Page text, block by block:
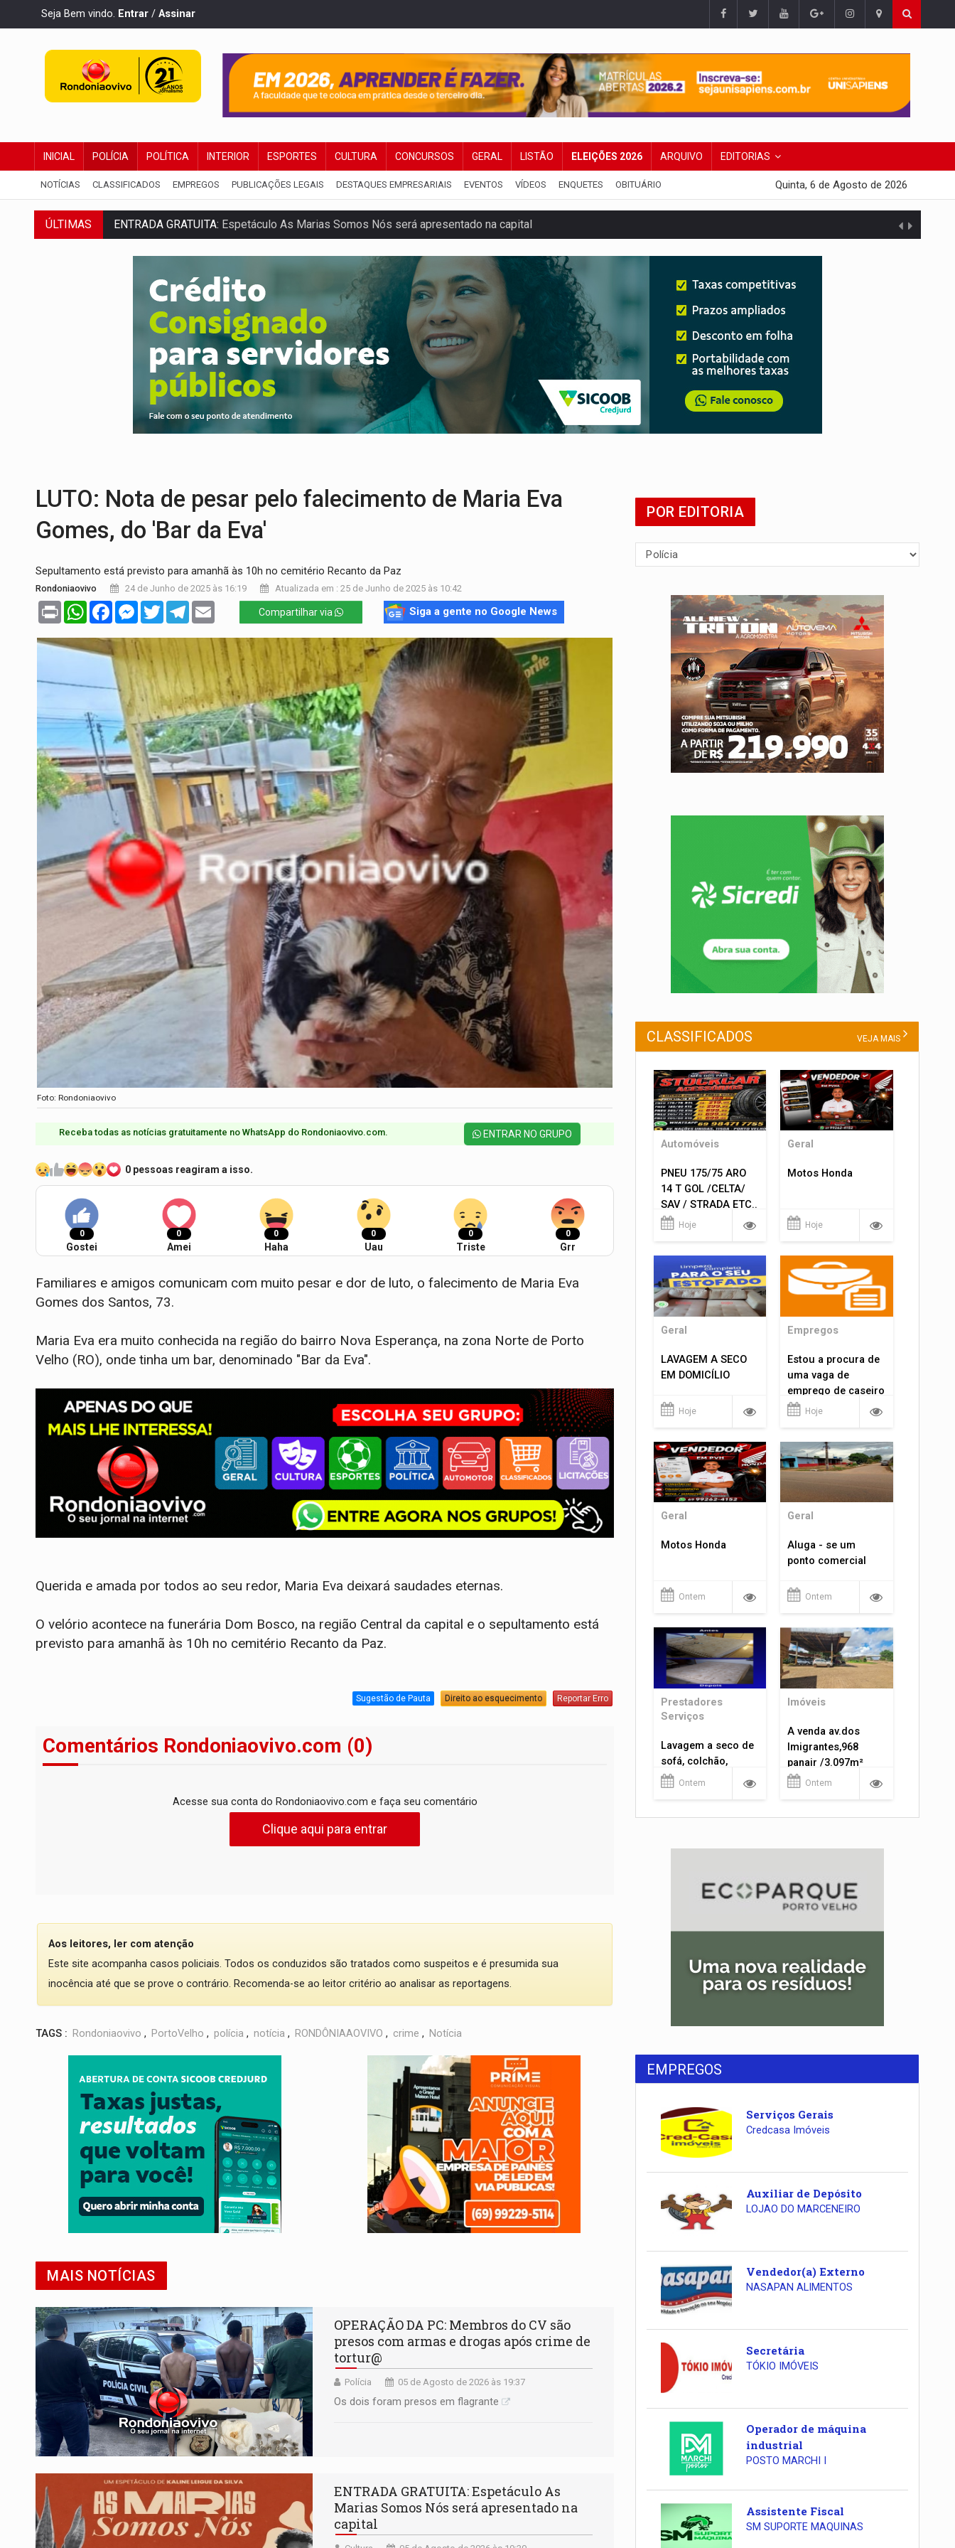
Seja Bem vindo. Entrar / Assinar
INICIAL POLÍCIA POLÍTICA INTERIOR ESPORTES CULTURA CONCURSOS GERAL LISTÃO ELEIÇÕES 2026 ARQUIVO EDITORIAS
NOTÍCIAS CLASSIFICADOS EMPREGOS PUBLICAÇÕES LEGAIS DESTAQUES EMPRESARIAIS EVENTOS VÍDEOS ENQUETES OBITUÁRIO Quinta, 6 de Agosto de 2026
ÚLTIMAS
ENTRADA GRATUITA:Espetáculo As Marias Somos Nós será apresentado na capital
VÍDEO:Três são presos após furto de motocicleta em frente de academia
CELEBRAÇÃO:Cerejeiras completa 43 anos de emancipação com programação esportiva
SAÚDE:Anvisa desmente boato sobre presença de plástico ou petróleo em ovos
Pitbulls fogem de residência e atacam casal de idosos na zona Leste
Forças policiais apreendem cerca de 1kg de ouro em Rondônia
PF ESTÁ APURANDO:Flávio Bolsonaro escolhe Alfredo Gaspar como vice, alvo de denúncia por estupro
NO CENTRO:Colisão entre ônibus e carro provoca lentidão no trânsito
ELEIÇÕES 2026: Candidato a deputado estadual declara carros por R$ 25 e casas por R$ 300 em RO
LUTO: Nota de pesar pelo falecimento de Maria Eva
Gomes, do 'Bar da Eva'
Sepultamento está previsto para amanhã às 10h no cemitério Recanto da Paz
Rondoniaovivo 24 de Junho de 2025 às 16:19 Atualizada em : 25 de Junho de 2025 às 10:42
Print WhatsAppFacebookMessenger
TwitterTelegram Compartilhar via Siga a gente no Google News
Foto: Rondoniaovivo
Receba todas as notícias gratuitamente no WhatsApp do Rondoniaovivo.com.​ ENTRAR NO GRUPO
0 pessoas reagiram a isso.
0
Gostei
0
Amei
0
Haha
0
Uau
0
Triste
0
Grr
Familiares e amigos comunicam com muito pesar e dor de luto, o falecimento de Maria Eva
Gomes dos Santos, 73.
Maria Eva era muito conhecida na região do bairro Nova Esperança, na zona Norte de Porto
Velho (RO), onde tinha um bar, denominado "Bar da Eva".
Querida e amada por todos ao seu redor, Maria Eva deixará saudades eternas.
O velório acontece na funerária Dom Bosco, na região Central da capital e o sepultamento está
previsto para amanhã às 10h no cemitério Recanto da Paz.
Sugestão de Pauta Direito ao esquecimento Reportar Erro
Comentários Rondoniaovivo.com (0)
Acesse sua conta do Rondoniaovivo.com e faça seu comentário
Clique aqui para entrar
Aos leitores, ler com atenção
Este site acompanha casos policiais. Todos os conduzidos são tratados como suspeitos e é presumida sua
inocência até que se prove o contrário. Recomenda-se ao leitor critério ao analisar as reportagens.
TAGS : Rondoniaovivo , PortoVelho , polícia , notícia , RONDÔNIAAOVIVO , crime , Notícia
MAIS NOTÍCIAS
OPERAÇÃO DA PC: Membros do CV são
presos com armas e drogas após crime de
tortur@
Polícia 05 de Agosto de 2026 às 19:37
Os dois foram presos em flagrante
ENTRADA GRATUITA: Espetáculo As
Marias Somos Nós será apresentado na
capital
POR EDITORIA
CLASSIFICADOS VEJA MAIS
Automóveis
PNEU 175/75 ARO
14 T GOL /CELTA/
SAV / STRADA ETC..
R$ 219,99
Hoje
Geral
Motos Honda
Hoje
Geral
LAVAGEM A SECO
EM DOMICÍLIO
Hoje
Empregos
Estou a procura de
uma vaga de
emprego de caseiro
em porto velho
Hoje
Geral
Motos Honda
Ontem
Geral
Aluga - se um
ponto comercial
Ontem
Prestadores
Serviços
Lavagem a seco de
sofá, colchão,
tapetes...
Ontem
Imóveis
A venda av.dos
Imigrantes,968
panair /3.097m²
Ontem
EMPREGOS
Serviços Gerais
Credcasa Imóveis
Auxiliar de Depósito
LOJAO DO MARCENEIRO
Vendedor(a) Externo
NASAPAN ALIMENTOS
Secretária
TÓKIO IMÓVEIS
Operador de máquina
industrial
POSTO MARCHI I
Assistente Fiscal
SM SUPORTE MAQUINAS